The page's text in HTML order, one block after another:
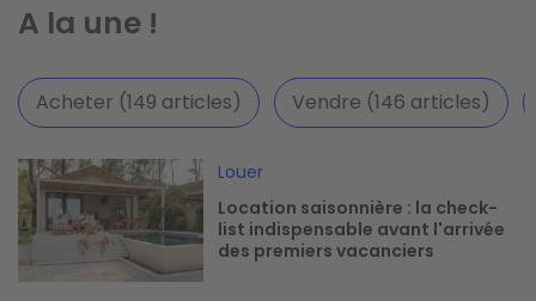
A la une !
Acheter (149 articles) Vendre (146 articles)
Image
Louer
Location saisonnière : la check-
list indispensable avant l'arrivée
des premiers vacanciers